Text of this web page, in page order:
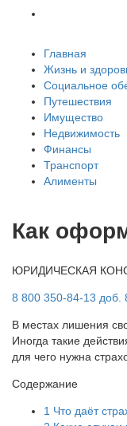
Главная
Жизнь и
Социальное
Путешествия
Имущество
Недвижимость
Финансы
Транспорт
Алименты
Как
ЮРИДИЧЕСКАЯ
8 800 350-84-13 доб.
В местах лишения
Иногда такие
для чего нужна
Содержание
1 Что даёт